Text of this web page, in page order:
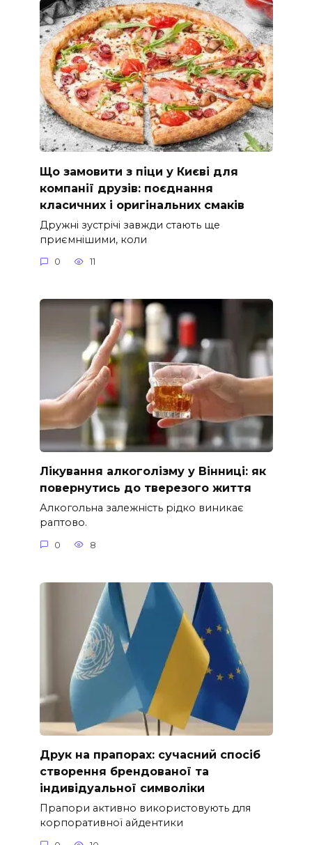
Що замовити з піци у Києві для
компанії друзів: поєднання
класичних і оригінальних смаків
Дружні зустрічі завжди стають ще
приємнішими, коли
0 11
Лікування алкоголізму у Вінниці: як
повернутись до тверезого життя
Алкогольна залежність рідко виникає
раптово.
0 8
Друк на прапорах: сучасний спосіб
створення брендованої та
індивідуальної символіки
Прапори активно використовують для
корпоративної айдентики